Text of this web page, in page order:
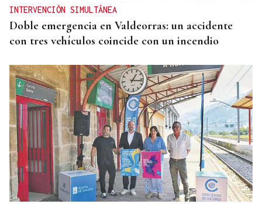
INTERVENCIÓN SIMULTÁNEA
Doble emergencia en Valdeorras: un accidente
con tres vehículos coincide con un incendio